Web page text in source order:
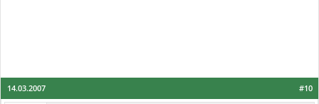
#10
14.03.2007